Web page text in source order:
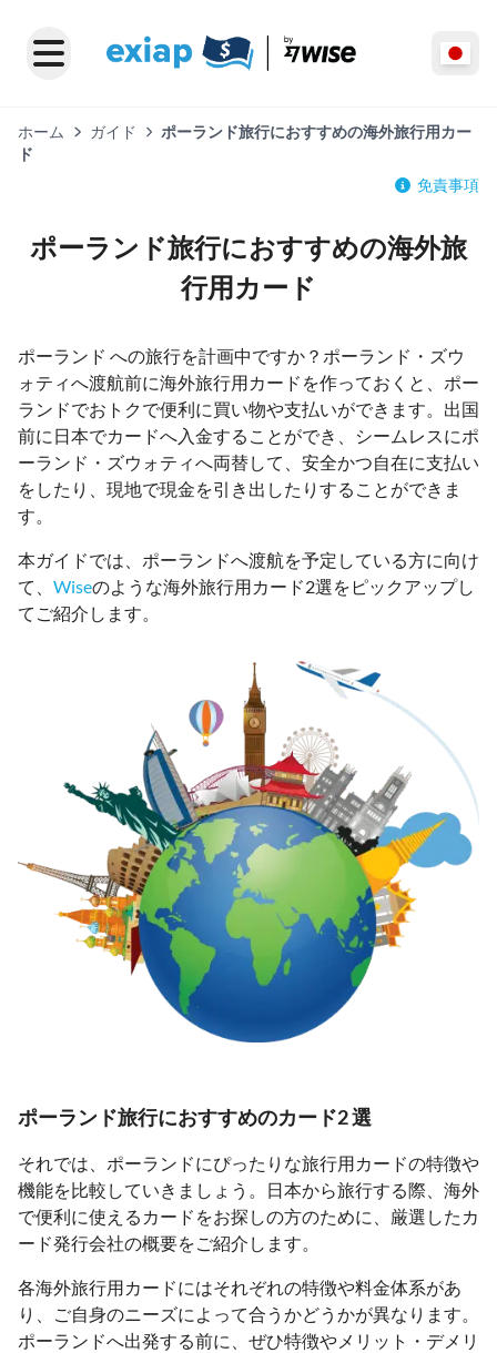
ホーム ガイド
ポーランド旅行におすすめの海外旅行用カー
ド
免責事項
ポーランド旅行におすすめの海外旅
行用カード
ポーランド への旅行を計画中ですか？ポーランド・ズウ
ォティへ渡航前に海外旅行用カードを作っておくと、ポー
ランドでおトクで便利に買い物や支払いができます。出国
前に日本でカードへ入金することができ、シームレスにポ
ーランド・ズウォティへ両替して、安全かつ自在に支払い
をしたり、現地で現金を引き出したりすることができま
す。
本ガイドでは、ポーランドへ渡航を予定している方に向け
て、 Wiseのような海外旅行用カード2選をピックアップし
てご紹介します。
ポーランド旅行におすすめのカード2 選
それでは、ポーランドにぴったりな旅行用カードの特徴や
機能を比較していきましょう。日本から旅行する際、海外
で便利に使えるカードをお探しの方のために、厳選したカ
ード発行会社の概要をご紹介します。
各海外旅行用カードにはそれぞれの特徴や料金体系があ
り、ご自身のニーズによって合うかどうかが異なります。
ポーランドへ出発する前に、ぜひ特徴やメリット・デメリ